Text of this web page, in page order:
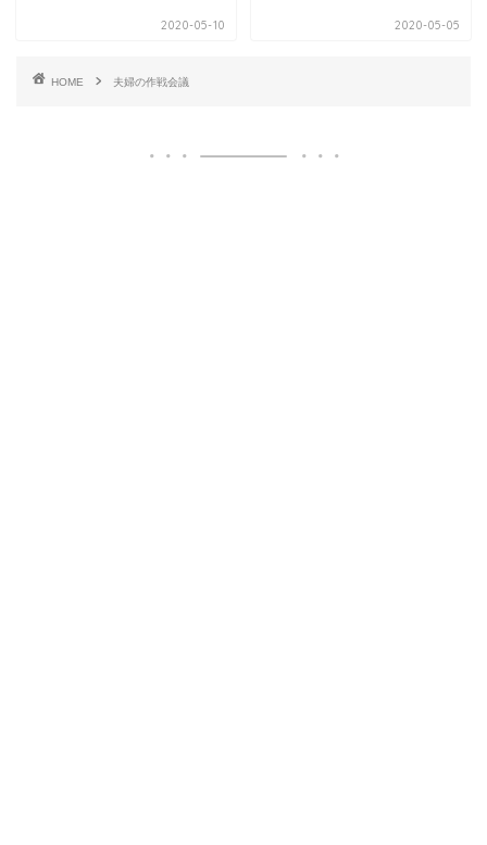
2020-05-10 2020-05-05
HOME 夫婦の作戦会議